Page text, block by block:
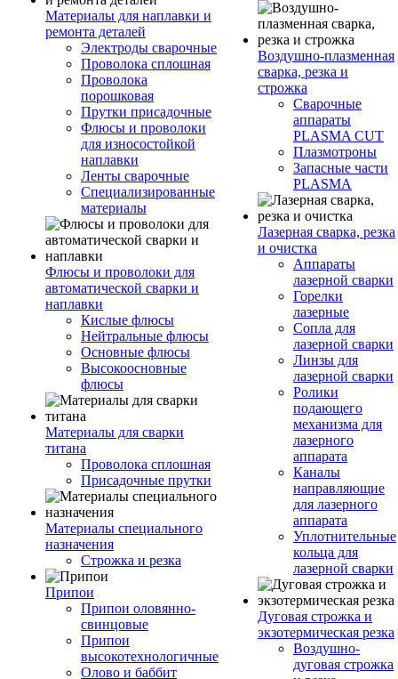
Материалы для наплавки и
ремонта деталей
Электроды сварочные
Проволока сплошная
Проволока
порошковая
Прутки присадочные
Флюсы и проволоки
для износостойкой
наплавки
Ленты сварочные
Специализированные
материалы
Флюсы и проволоки для
автоматической сварки и
наплавки
Кислые флюсы
Нейтральные флюсы
Основные флюсы
Высокоосновные
флюсы
Материалы для сварки
титана
Проволока сплошная
Присадочные прутки
Материалы специального
назначения
Строжка и резка
Припои
Припои оловянно-
свинцовые
Припои
высокотехнологичные
Олово и баббит
Воздушно-плазменная
сварка, резка и
строжка
Сварочные
аппараты
PLASMA CUT
Плазмотроны
Запасные части
PLASMA
Лазерная сварка, резка
и очистка
Аппараты
лазерной сварки
Горелки
лазерные
Сопла для
лазерной сварки
Линзы для
лазерной сварки
Ролики
подающего
механизма для
лазерного
аппарата
Каналы
направляющие
для лазерного
аппарата
Уплотнительные
кольца для
лазерной сварки
Дуговая строжка и
экзотермическая резка
Воздушно-
дуговая строжка